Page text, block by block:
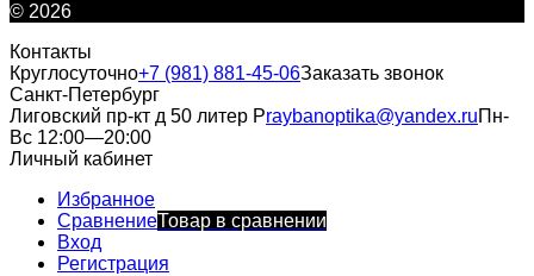
© 2026
Контакты
Круглосуточно+7 (981) 881-45-06Заказать звонок
Санкт-Петербург
Лиговский пр-кт д 50 литер Рraybanoptika@yandex.ruПн-
Вс 12:00—20:00
Личный кабинет
Избранное
СравнениеТовар в сравнении
Вход
Регистрация